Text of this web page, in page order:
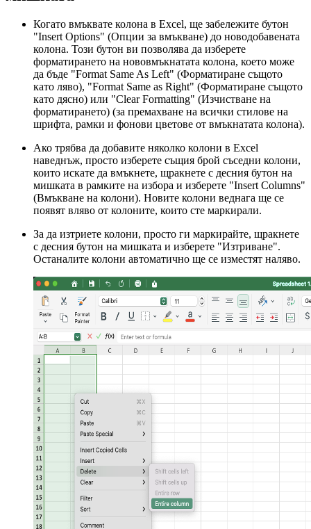
Когато вмъквате колона в Excel, ще забележите бутон
"Insert Options" (Опции за вмъкване) до новодобавената
колона. Този бутон ви позволява да изберете
форматирането на нововмъкнатата колона, което може
да бъде "Format Same As Left" (Форматиране същото
като ляво), "Format Same as Right" (Форматиране същото
като дясно) или "Clear Formatting" (Изчистване на
форматирането) (за премахване на всички стилове на
шрифта, рамки и фонови цветове от вмъкнатата колона).
Ако трябва да добавите няколко колони в Excel
наведнъж, просто изберете същия брой съседни колони,
които искате да вмъкнете, щракнете с десния бутон на
мишката в рамките на избора и изберете "Insert Columns"
(Вмъкване на колони). Новите колони веднага ще се
появят вляво от колоните, които сте маркирали.
За да изтриете колони, просто ги маркирайте, щракнете
с десния бутон на мишката и изберете "Изтриване".
Останалите колони автоматично ще се изместят наляво.